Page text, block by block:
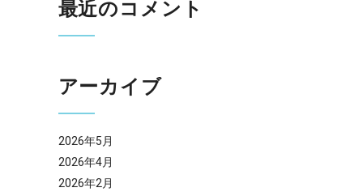
最近のコメント
アーカイブ
2026年5月
2026年4月
2026年2月